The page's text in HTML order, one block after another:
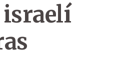
israelí